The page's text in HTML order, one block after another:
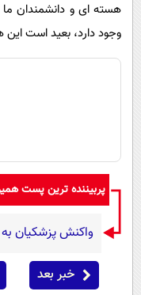
هسته ای و دانشمندان ما
وجود دارد، بعید است
پربیننده ترین پست
واکنش پزشکیان
خبر بعد